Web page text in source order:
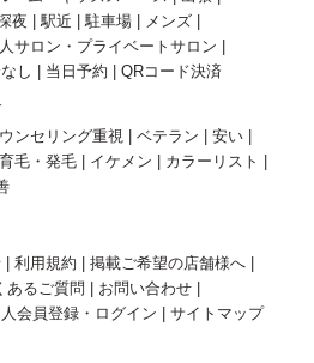
夜 駅近 駐車場
メンズ
サロン・プライベートサロン
し 当日予約 QRコード決済
ンセリング重視 ベテラン
安い
育毛・発毛 イケメン
カラーリスト
利用規約
掲載ご希望の店舗様へ
あるご質問
お問い合わせ
会員登録・ログイン サイトマップ